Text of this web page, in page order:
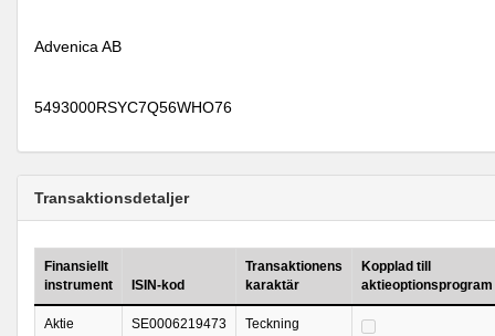
Advenica AB
5493000RSYC7Q56WHO76
Transaktionsdetaljer
Finansiellt
instrument
ISIN-kod
Transaktionens
karaktär
Kopplad till
aktieoptionsprogram
Aktie SE0006219473 Teckning